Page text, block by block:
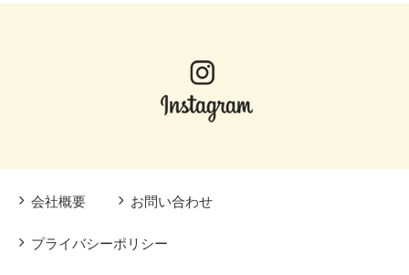
会社概要 お問い合わせ
プライバシーポリシー